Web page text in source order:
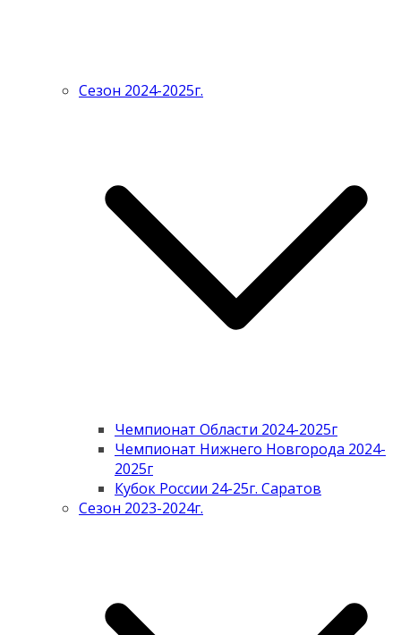
Сезон 2024-2025г.
Чемпионат Области 2024-2025г
Чемпионат Нижнего Новгорода 2024-
2025г
Кубок России 24-25г. Саратов
Сезон 2023-2024г.